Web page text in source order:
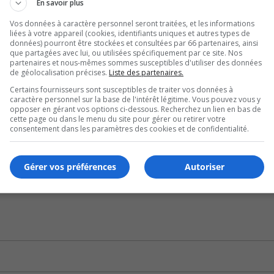
Longueuil de Catherine Fournier.
Park avec Option Greenfield Park au cours du dernier
lui.
s’assurer que les droits des anglophones sont
or
En savoir plus
Vos données à caractère personnel seront traitées, et les informations
liées à votre appareil (cookies, identifiants uniques et autres types de
données) pourront être stockées et consultées par 66 partenaires, ainsi
que partagées avec lui, ou utilisées spécifiquement par ce site. Nos
partenaires et nous-mêmes sommes susceptibles d'utiliser des données
de géolocalisation précises. Liste des partenaires.
Certains fournisseurs sont susceptibles de traiter vos données à
caractère personnel sur la base de l'intérêt légitime. Vous pouvez vous y
opposer en gérant vos options ci-dessous. Recherchez un lien en bas de
cette page ou dans le menu du site pour gérer ou retirer votre
consentement dans les paramètres des cookies et de confidentialité.
Autoriser
Gérer vos préférences